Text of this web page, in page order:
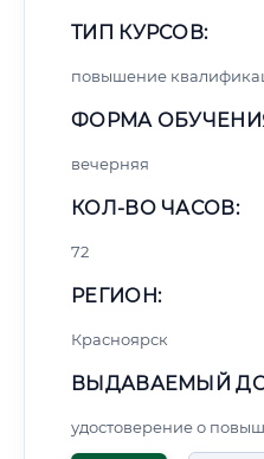
ТИП КУРСОВ:
повышение
ФОРМА
вечерняя
КОЛ-ВО ЧАСОВ:
72
РЕГИОН:
Красноярск
ВЫДАВАЕМЫЙ
удостоверение о